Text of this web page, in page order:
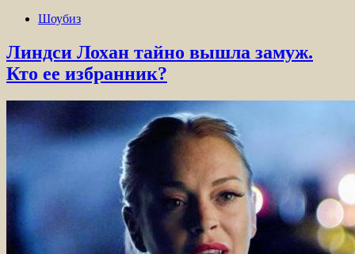
Шоубиз
Линдси Лохан тайно вышла замуж.
Кто ее избранник?